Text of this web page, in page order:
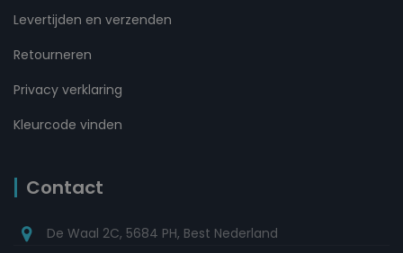
Levertijden en verzenden
Retourneren
Privacy verklaring
Kleurcode vinden
Contact
De Waal 2C, 5684 PH, Best Nederland